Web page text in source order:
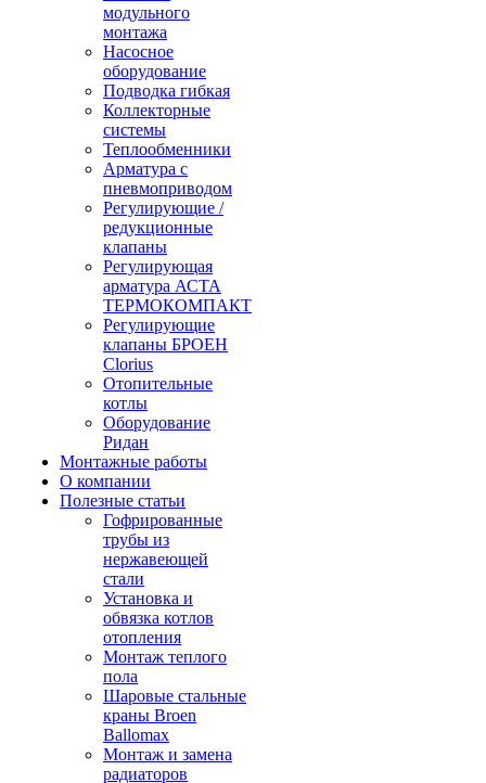
модульного
монтажа
Насосное
оборудование
Подводка гибкая
Коллекторные
системы
Теплообменники
Арматура с
пневмоприводом
Регулирующие /
редукционные
клапаны
Регулирующая
арматура АСТА
ТЕРМОКОМПАКТ
Регулирующие
клапаны БРОЕН
Clorius
Отопительные
котлы
Оборудование
Ридан
Монтажные работы
О компании
Полезные статьи
Гофрированные
трубы из
нержавеющей
стали
Установка и
обвязка котлов
отопления
Монтаж теплого
пола
Шаровые стальные
краны Broen
Ballomax
Монтаж и замена
радиаторов